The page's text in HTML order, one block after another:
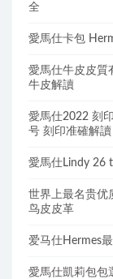
全
愛馬仕卡包
愛馬仕牛皮皮質
牛皮解讀
愛馬仕2022 刻
号 刻印准確解讀
愛馬仕Lindy 26
世界上最名贵优
鸟皮皮革
爱马仕Hermes
愛馬仕凱莉包包